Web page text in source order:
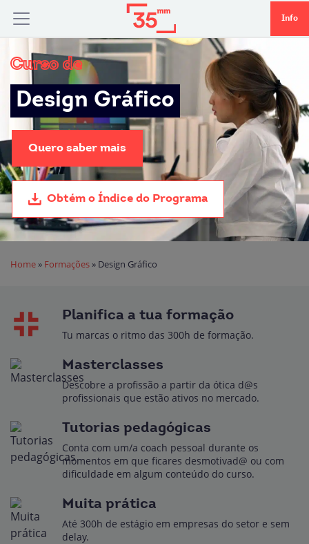
Info
Curso de
Design Gráfico
Quero saber mais
Obtém o Índice do Programa
Home » Formações » Design Gráfico
Planifica a tua formação
Tu marcas o ritmo das 300h de formação.
Masterclasses
Descobre a profissão a partir da ótica d@s
profissionais que estão ativos no mercado.
Tutorias pedagógicas
Conta com um/a coach pessoal durante os
momentos em que ficares desmotivad@ ou com
dificuldade em algum conteúdo do curso.
Muita prática
Até 300h de estágio em empresas do setor e sem
delay.